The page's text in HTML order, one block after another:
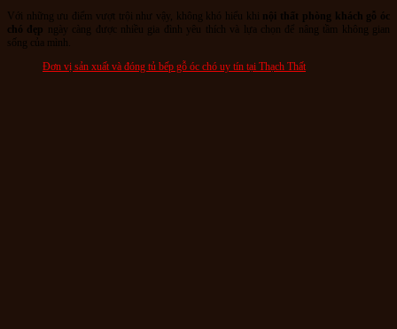
Với những ưu điểm vượt trội như vậy, không khó hiểu khi nội thất phòng khách gỗ óc
chó đẹp ngày càng được nhiều gia đình yêu thích và lựa chọn để nâng tầm không gian
sống của mình.
Đơn vị sản xuất và đóng tủ bếp gỗ óc chó uy tín tại Thạch Thất